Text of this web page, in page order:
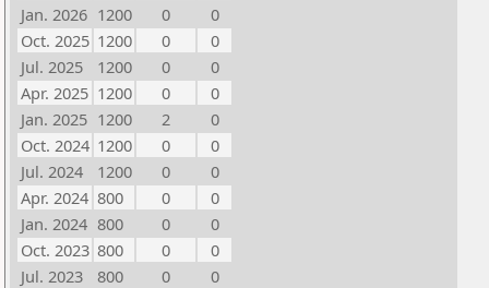
Jan. 2026 1200 0
0
Oct. 2025 1200 0
0
Jul. 2025
1200 0
0
Apr. 2025 1200 0
0
Jan. 2025 1200 2
0
Oct. 2024 1200 0
0
Jul. 2024
1200 0
0
Apr. 2024 800 0
0
Jan. 2024 800 0
0
Oct. 2023 800 0
0
Jul. 2023
800 0
0